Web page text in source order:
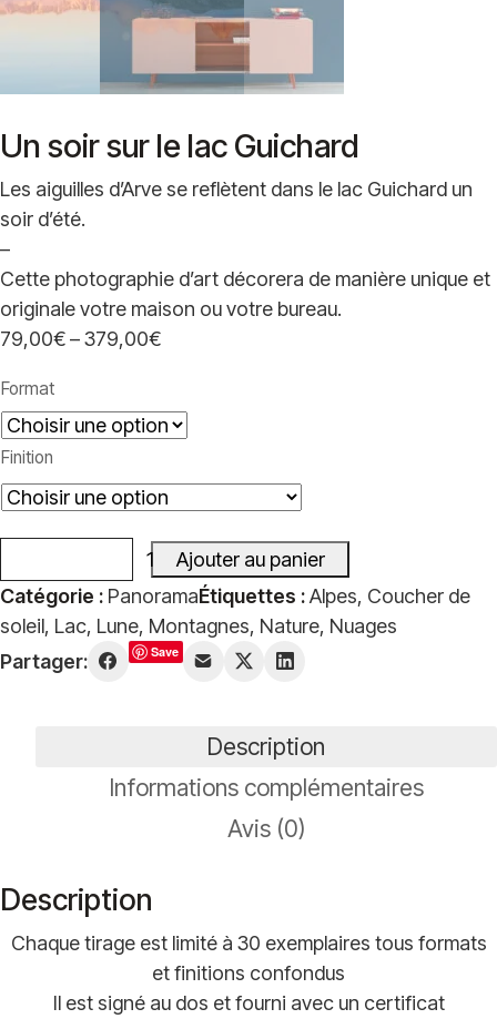
Un soir sur le lac Guichard
Les aiguilles d’Arve se reflètent dans le lac Guichard un
soir d’été.
–
Cette photographie d’art décorera de manière unique et
originale votre maison ou votre bureau.
79,00€–379,00€
Plage
de
prix :
79,00€
379,00€
Format
Finition
de
Un
soir
Ajouter au panier
Catégorie : PanoramaÉtiquettes :Alpes, Coucher de
soleil, Lac, Lune, Montagnes, Nature, Nuages
Partager:
Save
Description
Informations complémentaires
Avis (0)
Description
Chaque tirage est limité à 30 exemplaires tous formats
et finitions confondus
Il est signé au dos et fourni avec un certificat